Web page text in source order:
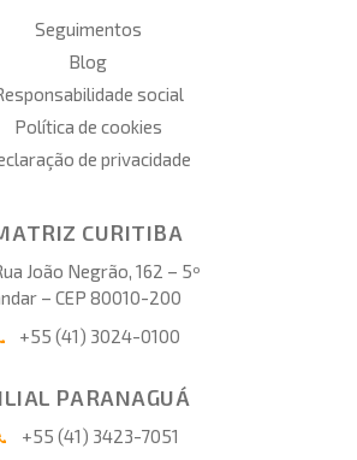
Seguimentos
Blog
social
Política de cookies
de privacidade
CURITIBA
João Negrão, 162 – 5º
– CEP 80010-200
+55 (41) 3024-0100
PARANAGUÁ
+55 (41) 3423-7051